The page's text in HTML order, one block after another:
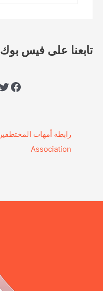
تابعنا على فيس بوك
فيسبوك تويتر
Association‎